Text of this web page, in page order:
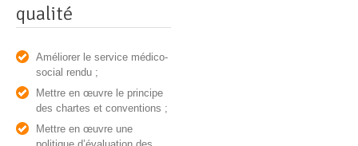
qualité
Améliorer le service médico-
social rendu ;
Mettre en œuvre le principe
des chartes et conventions ;
Mettre en œuvre une